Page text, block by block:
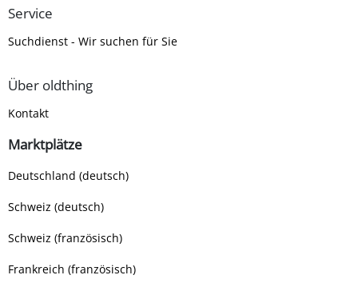
Service
Suchdienst - Wir suchen für Sie
Über oldthing
Kontakt
Marktplätze
Deutschland (deutsch)
Schweiz (deutsch)
Schweiz (französisch)
Frankreich (französisch)